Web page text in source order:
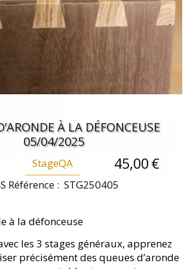
À LA DÉFONCEUSE
05/04/2025
StageQA 45,00€
Référence : STG250405
à la défonceuse
les 3 stages généraux, apprenez
précisément des queues d’aronde